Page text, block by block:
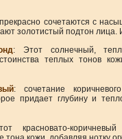
сочетаются с
золотистый подтон лица.
: Этот солнечный,
теплых тонов
: сочетание
придает глубину и
красновато-